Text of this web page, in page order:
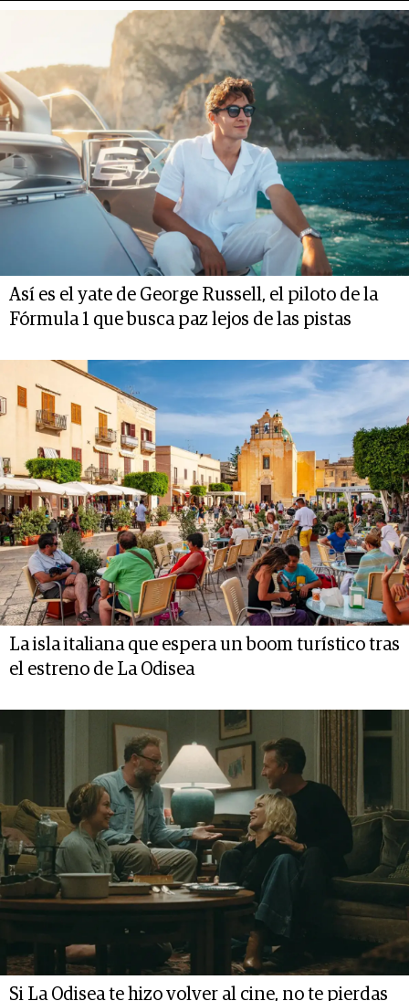
Así es el yate de George Russell, el piloto de la
Fórmula 1 que busca paz lejos de las pistas
La isla italiana que espera un boom turístico tras
el estreno de La Odisea
Si La Odisea te hizo volver al cine, no te pierdas